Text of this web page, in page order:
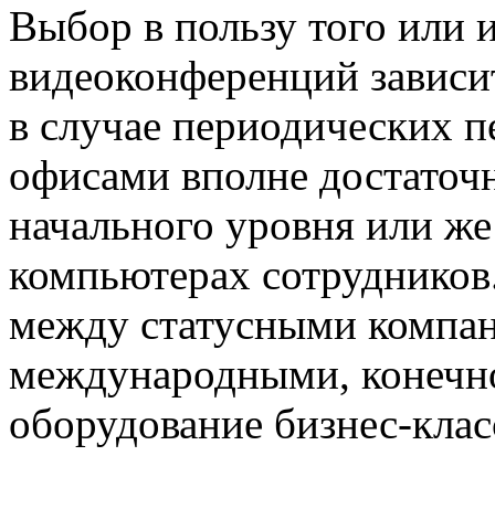
Выбор в пользу того или
видеоконференций
в случае периодических
офисами вполне
начального уровня или
компьютерах
между статусными
международными,
оборудование бизнес-